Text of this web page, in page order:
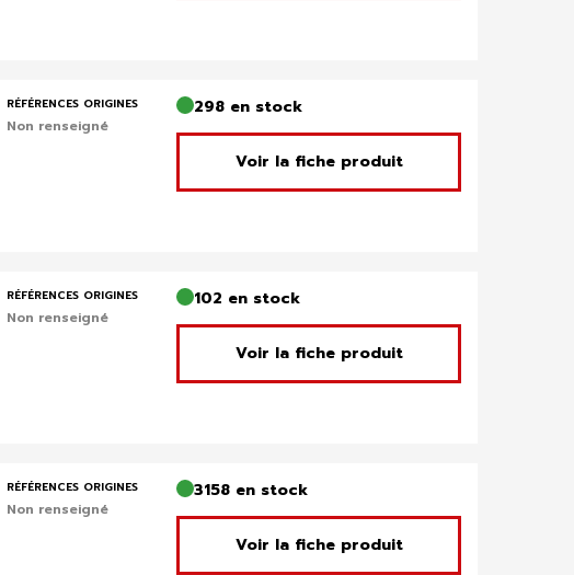
RÉFÉRENCES ORIGINES
Non renseigné
298 en stock
Voir la fiche produit
RÉFÉRENCES ORIGINES
Non renseigné
102 en stock
Voir la fiche produit
RÉFÉRENCES ORIGINES
Non renseigné
3158 en stock
Voir la fiche produit